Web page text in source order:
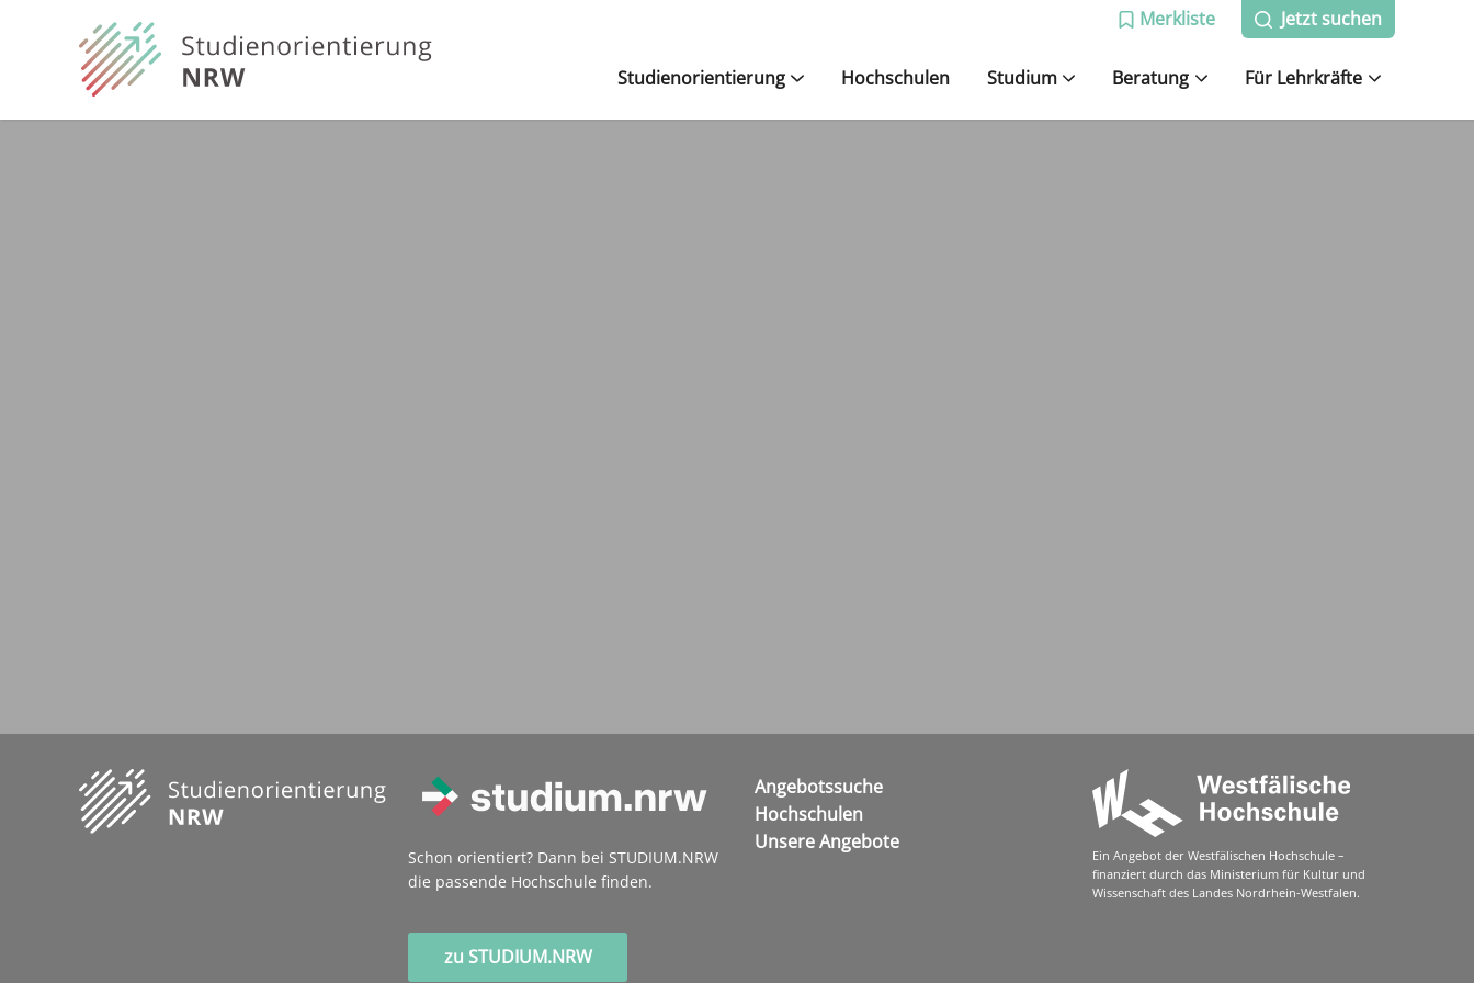
Merkliste Jetzt suchen
Studienorientierung Hochschulen Studium Beratung Für Lehrkräfte
Schon orientiert? Dann bei STUDIUM.NRW
die passende Hochschule finden.
zu STUDIUM.NRW
Angebotssuche
Hochschulen
Unsere Angebote
Ein Angebot der Westfälischen Hochschule –
finanziert durch das Ministerium für Kultur und
Wissenschaft des Landes Nordrhein-Westfalen.